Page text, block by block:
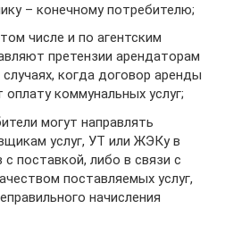
– конечному потребителю;
числе и по агентским
претензии арендаторам
когда договор аренды
коммунальных услуг;
могут направлять
услуг, УТ или ЖЭКу в
с поставкой, либо в связи с
поставляемых услуг,
начисления